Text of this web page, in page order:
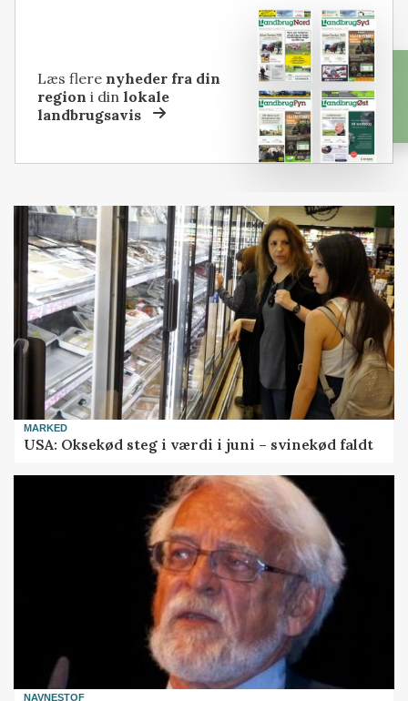
Læs flere nyheder fra din
region i dinlokale
landbrugsavis
MARKED
USA: Oksekød steg i værdi i juni – svinekød faldt
NAVNESTOF